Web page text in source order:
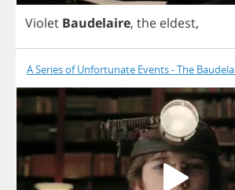
Violet Baudelaire, the eldest,
A Series of Unfortunate Events - The